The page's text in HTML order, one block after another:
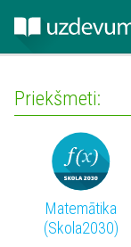
Priekšmeti:
Matemātika
(Skola2030)